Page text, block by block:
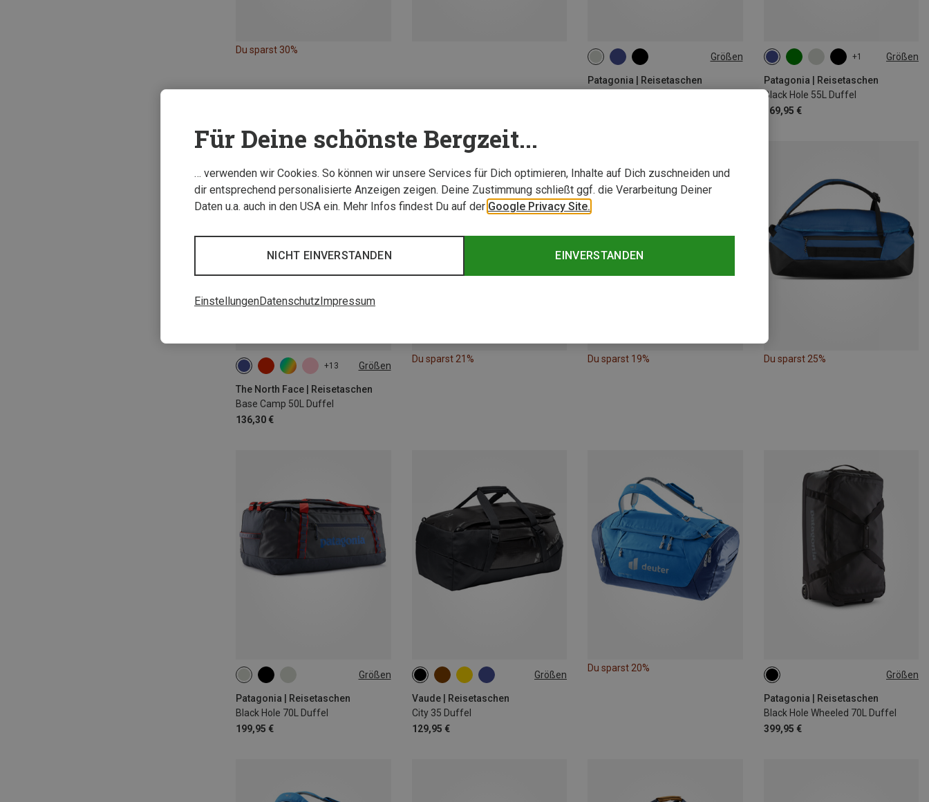
Du sparst 30%
Größen
Patagonia | Reisetaschen
40L
+1 Größen
Patagonia | Reisetaschen
Black Hole 55L Duffel
169,95 €
55L
+13 Größen
The North Face | Reisetaschen
Base Camp 50L Duffel
136,30 €
50L
Du sparst 21% Du sparst 19% Du sparst 25%
Größen
Patagonia | Reisetaschen
Black Hole 70L Duffel
199,95 €
70L Größen
Vaude | Reisetaschen
City 35 Duffel
129,95 €
35L
Du sparst 20%
Größen
Patagonia | Reisetaschen
Black Hole Wheeled 70L Duffel
399,95 €
70L
Für Deine schönste Bergzeit...
… verwenden wir Cookies. So können wir unsere Services für Dich optimieren, Inhalte auf Dich zuschneiden und
dir entsprechend personalisierte Anzeigen zeigen. Deine Zustimmung schließt ggf. die Verarbeitung Deiner
Daten u.a. auch in den USA ein. Mehr Infos findest Du auf der Google Privacy Site.
EINVERSTANDEN
NICHT EINVERSTANDEN
EinstellungenDatenschutzImpressum